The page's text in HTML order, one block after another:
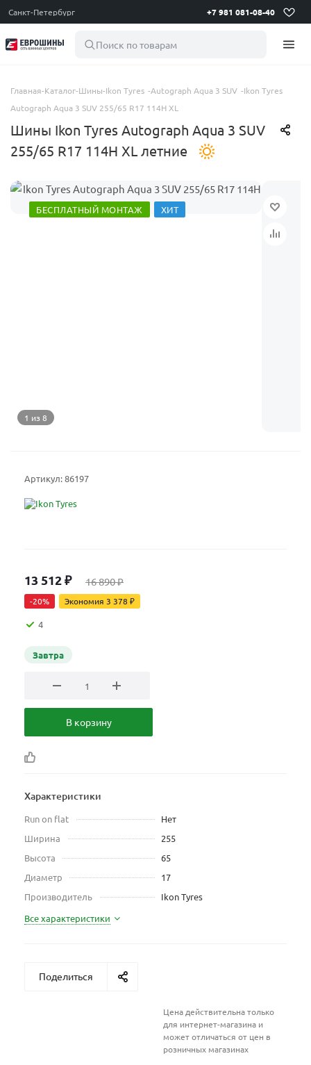
Санкт-Петербург +7 981 081-08-40
Поиск по товарам
Главная-Каталог-Шины-Ikon Tyres -Autograph Aqua 3 SUV -Ikon Tyres
Autograph Aqua 3 SUV 255/65 R17 114H XL
Шины Ikon Tyres Autograph Aqua 3 SUV
255/65 R17 114H XL летние
БЕСПЛАТНЫЙ МОНТАЖ ХИТ
1 из 8
Артикул:86197
13 512₽ 16 890₽
-20% Экономия 3 378 ₽
4
Завтра
В корзину
Характеристики
Run on flat
Нет
Ширина
255
Высота
65
Диаметр
17
Производитель
Ikon Tyres
Все характеристики
Поделиться
Цена действительна только
для интернет-магазина и
может отличаться от цен в
розничных магазинах